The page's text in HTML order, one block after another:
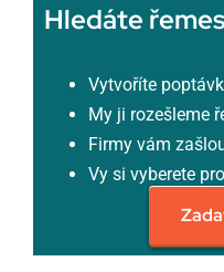
Hledáte
Vytvoříte
My ji rozešleme
Firmy vám
Vy si vyberete